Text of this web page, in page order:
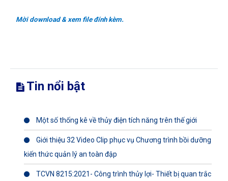
Mời download & xem file đính kèm.
Tin nổi bật
Một số thống kê về thủy điện tích năng trên thế giới
Giới thiệu 32 Video Clip phục vụ Chương trình bồi dưỡng
kiến thức quản lý an toàn đập
TCVN 8215:2021- Công trình thủy lợi- Thiết bị quan trắc